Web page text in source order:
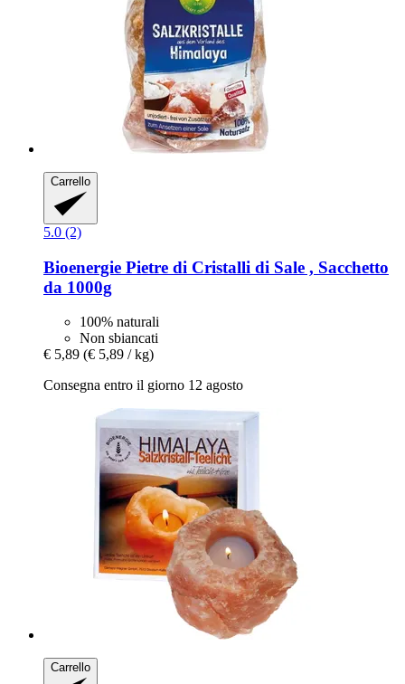
Carrello
5.0 (2)
Bioenergie Pietre di Cristalli di Sale , Sacchetto
da 1000g
100% naturali
Non sbiancati
€ 5,89 (€ 5,89 / kg)
Consegna entro il giorno 12 agosto
Carrello